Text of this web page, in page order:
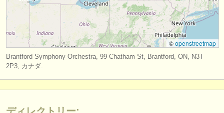
musicalchairsについて
お問い合わせ
rss feeds
出版社:
掲載方法
©openstreetmap
Brantford Symphony Orchestra, 99 Chatham St, Brantford, ON, N3T
2P3, カナダ.